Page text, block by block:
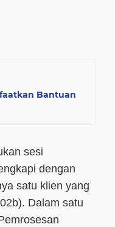
Bantuan
sesi
dengan
satu klien yang
Dalam satu